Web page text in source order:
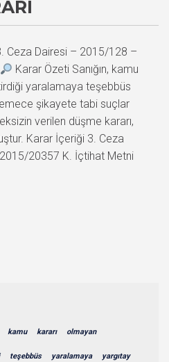
Ceza Dairesi – 2015/128 –
Karar Özeti Sanığın, kamu
yaralamaya teşebbüs
şikayete tabi suçlar
verilen düşme kararı,
Karar İçeriği 3. Ceza
20357 K. İçtihat Metni
kamu kararı olmayan
teşebbüs yaralamaya yargıtay